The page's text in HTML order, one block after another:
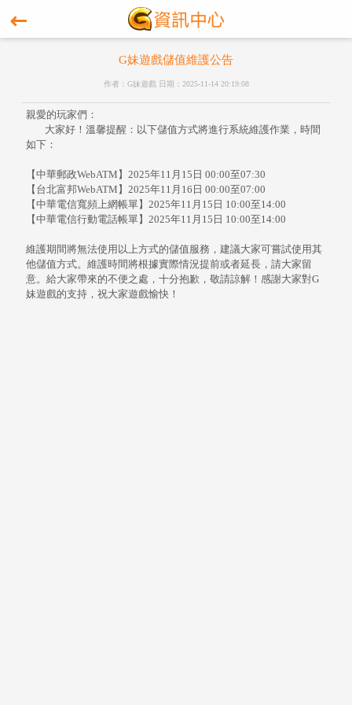
G妹遊戲儲值維護公告
作者：G妹遊戲 日期：2025-11-14 20:19:08
親愛的玩家們：
大家好！溫馨提醒：以下儲值方式將進行系統維護作業，時間
如下：
【中華郵政WebATM】2025年11月15日 00:00至07:30
【台北富邦WebATM】2025年11月16日 00:00至07:00
【中華電信寬頻上網帳單】2025年11月15日 10:00至14:00
【中華電信行動電話帳單】2025年11月15日 10:00至14:00
維護期間將無法使用以上方式的儲值服務，建議大家可嘗試使用其
他儲值方式。維護時間將根據實際情況提前或者延長，請大家留
意。給大家帶來的不便之處，十分抱歉，敬請諒解！感謝大家對G
妹遊戲的支持，祝大家遊戲愉快！